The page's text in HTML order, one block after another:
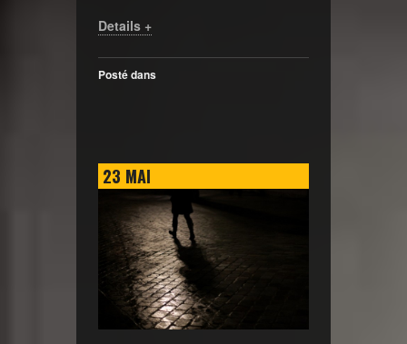
Details +
Posté dans
23 MAI